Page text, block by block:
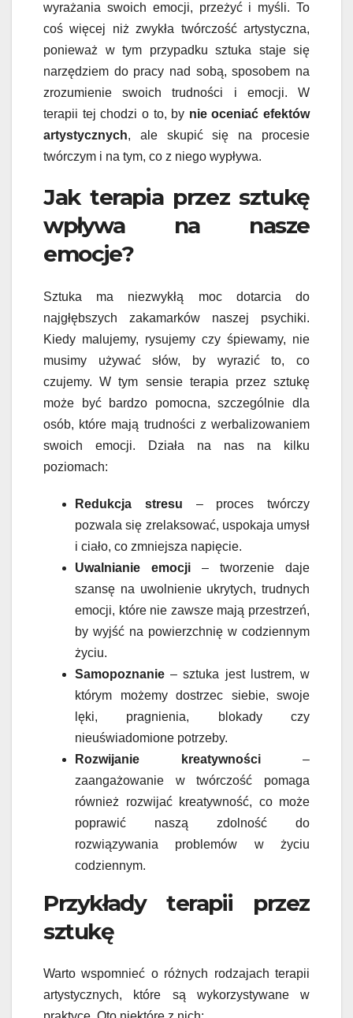
wyrażania swoich emocji, przeżyć i myśli. To
coś więcej niż zwykła twórczość artystyczna,
ponieważ w tym przypadku sztuka staje się
narzędziem do pracy nad sobą, sposobem na
zrozumienie swoich trudności i emocji. W
terapii tej chodzi o to, by nie oceniać efektów
artystycznych, ale skupić się na procesie
twórczym i na tym, co z niego wypływa.
Jak terapia przez sztukę
wpływa na nasze
emocje?
Sztuka ma niezwykłą moc dotarcia do
najgłębszych zakamarków naszej psychiki.
Kiedy malujemy, rysujemy czy śpiewamy, nie
musimy używać słów, by wyrazić to, co
czujemy. W tym sensie terapia przez sztukę
może być bardzo pomocna, szczególnie dla
osób, które mają trudności z werbalizowaniem
swoich emocji. Działa na nas na kilku
poziomach:
Redukcja stresu – proces twórczy
pozwala się zrelaksować, uspokaja umysł
i ciało, co zmniejsza napięcie.
Uwalnianie emocji – tworzenie daje
szansę na uwolnienie ukrytych, trudnych
emocji, które nie zawsze mają przestrzeń,
by wyjść na powierzchnię w codziennym
życiu.
Samopoznanie – sztuka jest lustrem, w
którym możemy dostrzec siebie, swoje
lęki, pragnienia, blokady czy
nieuświadomione potrzeby.
Rozwijanie kreatywności –
zaangażowanie w twórczość pomaga
również rozwijać kreatywność, co może
poprawić naszą zdolność do
rozwiązywania problemów w życiu
codziennym.
Przykłady terapii przez
sztukę
Warto wspomnieć o różnych rodzajach terapii
artystycznych, które są wykorzystywane w